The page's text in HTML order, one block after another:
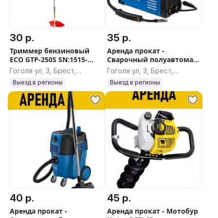
30 р.
Триммер бензиновый
ECO GTP-250S SN:1515-
22398
Гоголя ул, 3, Брест,
Брестская область
Выезд в регионы
35 р.
Аренда прокат -
Сварочный полуавтомат
Solaris MIG-200EM
Гоголя ул, 3, Брест,
Брестская область
Выезд в регионы
40 р.
Аренда прокат -
45 р.
Аренда прокат - Мотобур